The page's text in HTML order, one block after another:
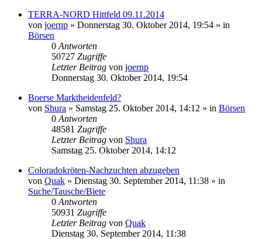
TERRA-NORD Hittfeld 09.11.2014
von joernp » Donnerstag 30. Oktober 2014, 19:54 » in
Börsen
0 Antworten
50727 Zugriffe
Letzter Beitrag von joernp
Donnerstag 30. Oktober 2014, 19:54
Boerse Marktheidenfeld?
von Shura » Samstag 25. Oktober 2014, 14:12 » in Börsen
0 Antworten
48581 Zugriffe
Letzter Beitrag von Shura
Samstag 25. Oktober 2014, 14:12
Coloradokröten-Nachzuchten abzugeben
von Quak » Dienstag 30. September 2014, 11:38 » in
Suche/Tausche/Biete
0 Antworten
50931 Zugriffe
Letzter Beitrag von Quak
Dienstag 30. September 2014, 11:38